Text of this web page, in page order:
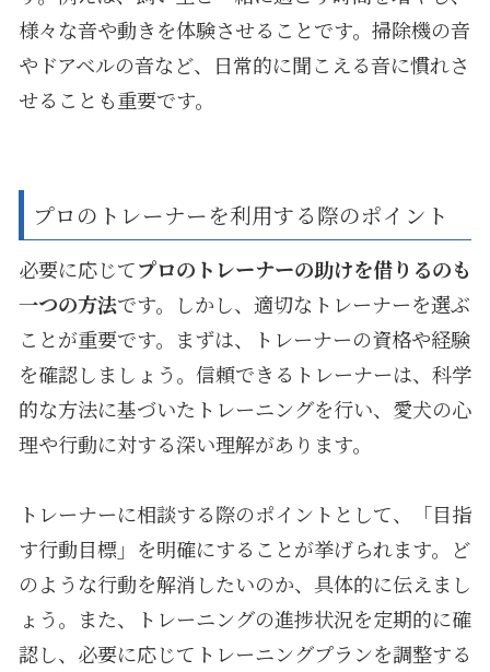
様々な音や動きを体験させることです。掃除機の音
やドアベルの音など、日常的に聞こえる音に慣れさ
せることも重要です。
プロのトレーナーを利用する際のポイント
必要に応じてプロのトレーナーの助けを借りるのも
一つの方法です。しかし、適切なトレーナーを選ぶ
ことが重要です。まずは、トレーナーの資格や経験
を確認しましょう。信頼できるトレーナーは、科学
的な方法に基づいたトレーニングを行い、愛犬の心
理や行動に対する深い理解があります。
トレーナーに相談する際のポイントとして、「目指
す行動目標」を明確にすることが挙げられます。ど
のような行動を解消したいのか、具体的に伝えまし
ょう。また、トレーニングの進捗状況を定期的に確
認し、必要に応じてトレーニングプランを調整する